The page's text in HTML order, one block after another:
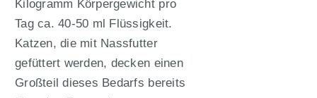
Kilogramm Körpergewicht pro
Tag ca. 40-50 ml Flüssigkeit.
Katzen, die mit Nassfutter
gefüttert werden, decken einen
Großteil dieses Bedarfs bereits